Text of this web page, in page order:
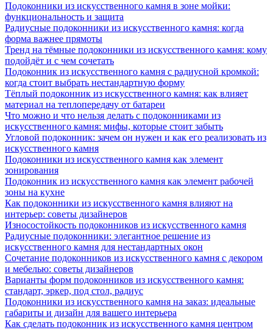
Подоконники из искусственного камня в зоне мойки:
функциональность и защита
Радиусные подоконники из искусственного камня: когда
форма важнее прямоты
Тренд на тёмные подоконники из искусственного камня: кому
подойдёт и с чем сочетать
Подоконник из искусственного камня с радиусной кромкой:
когда стоит выбрать нестандартную форму
Тёплый подоконник из искусственного камня: как влияет
материал на теплопередачу от батареи
Что можно и что нельзя делать с подоконниками из
искусственного камня: мифы, которые стоит забыть
Угловой подоконник: зачем он нужен и как его реализовать из
искусственного камня
Подоконники из искусственного камня как элемент
зонирования
Подоконник из искусственного камня как элемент рабочей
зоны на кухне
Как подоконники из искусственного камня влияют на
интерьер: советы дизайнеров
Износостойкость подоконников из искусственного камня
Радиусные подоконники: элегантное решение из
искусственного камня для нестандартных окон
Сочетание подоконников из искусственного камня с декором
и мебелью: советы дизайнеров
Варианты форм подоконников из искусственного камня:
стандарт, эркер, под стол, радиус
Подоконники из искусственного камня на заказ: идеальные
габариты и дизайн для вашего интерьера
Как сделать подоконник из искусственного камня центром